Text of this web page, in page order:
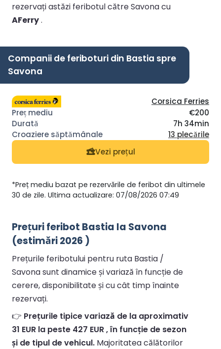
rezervați astăzi feribotul către Savona cu
AFerry.
Companii de feriboturi din Bastia spre
Savona
Corsica Ferries
€200
7h 34min
13 plecările
Vezi prețul
*Preț mediu bazat pe rezervările de feribot din ultimele
30 de zile. Ultima actualizare: 07/08/2026 07:49
Prețuri feribot Bastia la Savona
(estimări 2026 )
Prețurile feribotului pentru ruta Bastia /
Savona sunt dinamice și variază în funcție de
cerere, disponibilitate și cu cât timp înainte
rezervați.
👉 Prețurile tipice variază de la aproximativ
31 EUR la peste 427 EUR , în funcție de sezon
și de tipul de vehicul. Majoritatea călătorilor